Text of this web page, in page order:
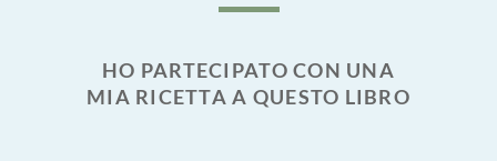
HO PARTECIPATO CON UNA
MIA RICETTA A QUESTO LIBRO